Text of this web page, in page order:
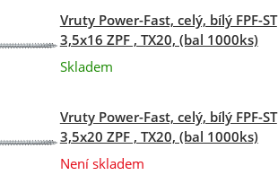
Vruty Power-Fast, celý, bílý FPF-ST
3,5x16 ZPF , TX20, (bal 1000ks)
Skladem
Vruty Power-Fast, celý, bílý FPF-ST
3,5x20 ZPF , TX20, (bal 1000ks)
Není skladem